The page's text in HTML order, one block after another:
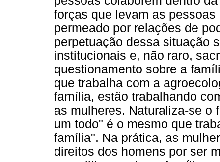
forças que levam as
permeado por relações de
perpetuação dessa situação
institucionais e, não raro,
questionamento sobre a
que trabalha com a
família, estão trabalhando
as mulheres. Naturaliza-se o
um todo" é o mesmo que
família". Na prática, as
direitos dos homens por ser